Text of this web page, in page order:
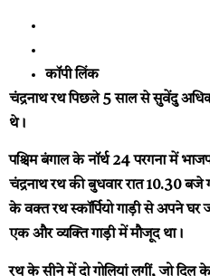
कॉपी लिंक
चंद्रनाथ रथ पिछले 5 साल से सुवेंदु
थे।
पश्चिम बंगाल के नॉर्थ 24 परगना में
चंद्रनाथ रथ की बुधवार रात 10.30 बजे
के वक्त रथ स्कॉर्पियो गाड़ी से अपने घर
एक और व्यक्ति गाड़ी में मौजूद था।
रथ के सीने में दो गोलियां लगीं, जो